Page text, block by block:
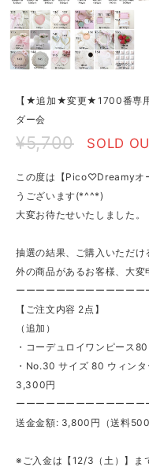
【★追加★変更★1700番専
ダー会
¥5,700 SOLD
この度は【Pico♡Dreamyオ
うございます(*^^*)
大変お待たせいたしました。
抽選の結果、ご購入いただ
外の商品があるお客様、大変
ーーーーーーーーーーーーー
【ご注文内容 2点】
（追加）
・コーデュロイワンピース
・No.30 サイズ 80 ウィン
3,300円
ーーーーーーーーーーーーー
送金金額: 3,800円（送料500
※ご入金は【12/3（土）】ま